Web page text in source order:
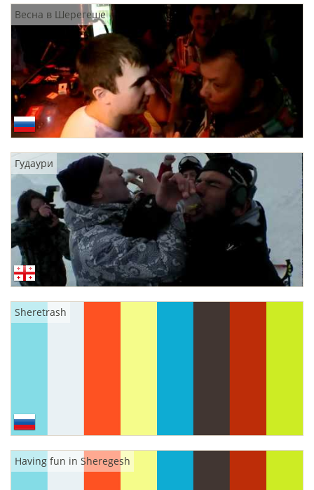
Весна в Шерегеше
Гудаури
Sheretrash
Having fun in Sheregesh